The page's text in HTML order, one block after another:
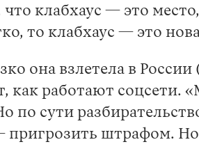
клабхаус — это
то клабхаус — это
она взлетела в
как работают соцсети.
по сути
пригрозить штрафом.